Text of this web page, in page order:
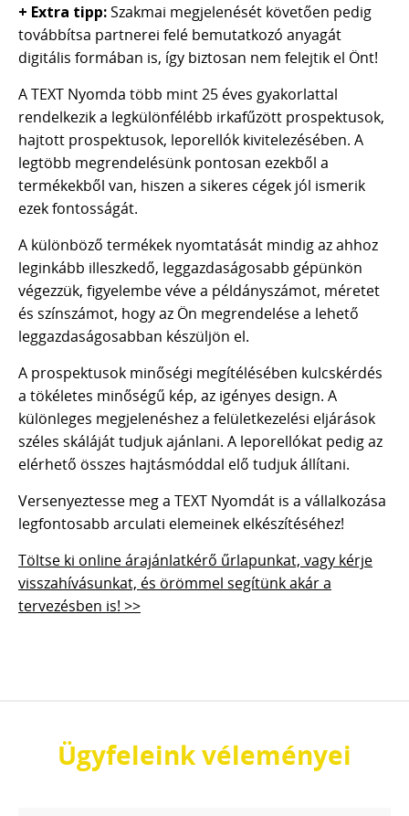
+ Extra tipp:Szakmai megjelenését követően pedig
továbbítsa partnerei felé bemutatkozó anyagát
digitális formában is, így biztosan nem felejtik el Önt!
A TEXT Nyomda több mint 25 éves gyakorlattal
rendelkezik a legkülönfélébb irkafűzött prospektusok,
hajtott prospektusok, leporellók kivitelezésében. A
legtöbb megrendelésünk pontosan ezekből a
termékekből van, hiszen a sikeres cégek jól ismerik
ezek fontosságát.
A különböző termékek nyomtatását mindig az ahhoz
leginkább illeszkedő, leggazdaságosabb gépünkön
végezzük, figyelembe véve a példányszámot, méretet
és színszámot, hogy az Ön megrendelése a lehető
leggazdaságosabban készüljön el.
A prospektusok minőségi megítélésében kulcskérdés
a tökéletes minőségű kép, az igényes design. A
különleges megjelenéshez a felületkezelési eljárások
széles skáláját tudjuk ajánlani. A leporellókat pedig az
elérhető összes hajtásmóddal elő tudjuk állítani.
Versenyeztesse meg a TEXT Nyomdát is a vállalkozása
legfontosabb arculati elemeinek elkészítéséhez!
Töltse ki online árajánlatkérő űrlapunkat, vagy kérje
visszahívásunkat, és örömmel segítünk akár a
tervezésben is! >>
Ügyfeleink véleményei